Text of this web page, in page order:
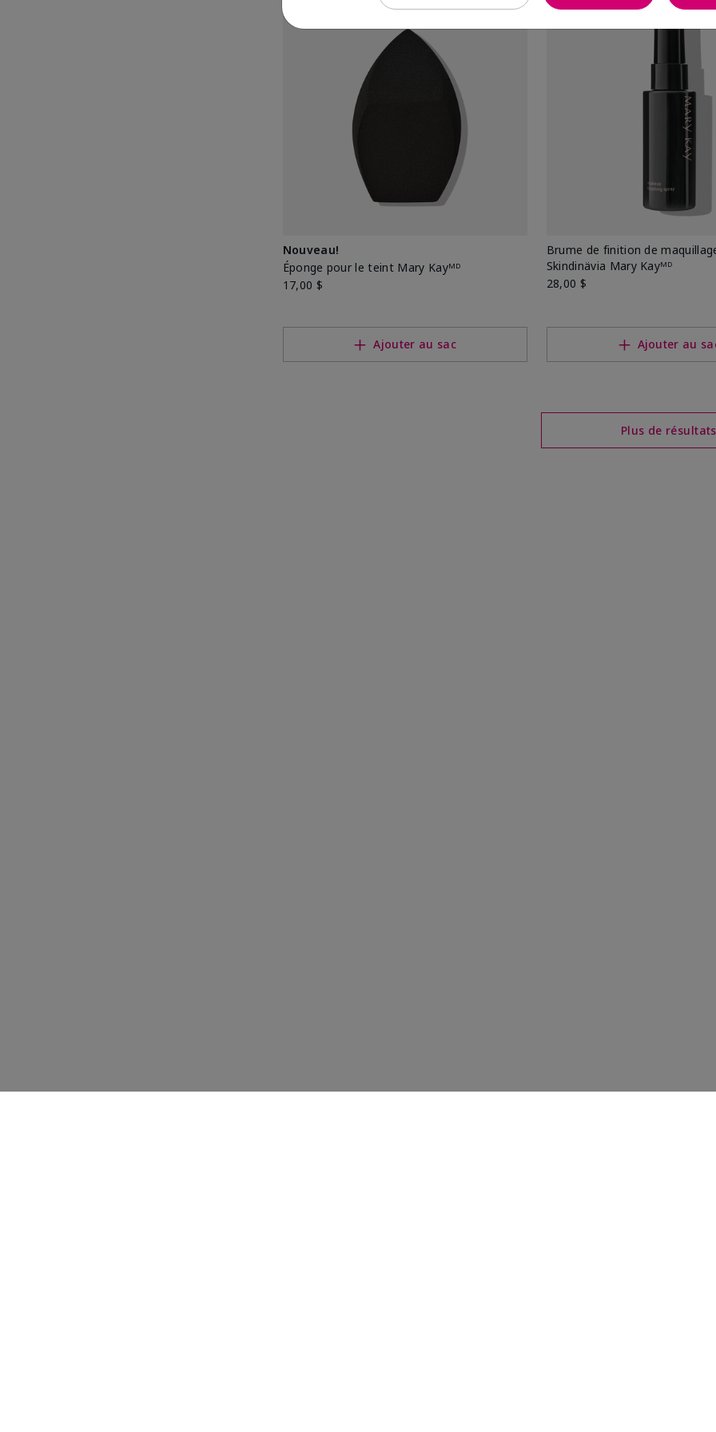
Nouveau!
Éponge pour le teint Mary Kayᴹᴰ
17,00 $
Ajouter au sac
Brume de finition de
Skindinävia Mary Kayᴹᴰ
28,00 $
Ajouter au
Plus de résultats